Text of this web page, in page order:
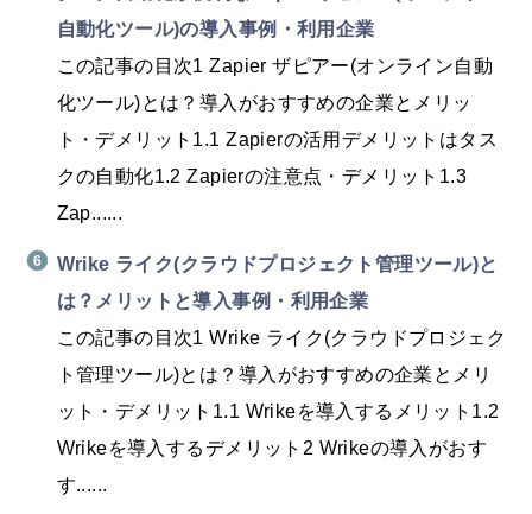
自動化ツール)の導入事例・利用企業
この記事の目次1 Zapier ザピアー(オンライン自動
化ツール)とは？導入がおすすめの企業とメリッ
ト・デメリット1.1 Zapierの活用デメリットはタス
クの自動化1.2 Zapierの注意点・デメリット1.3
Zap......
Wrike ライク(クラウドプロジェクト管理ツール)と
は？メリットと導入事例・利用企業
この記事の目次1 Wrike ライク(クラウドプロジェク
ト管理ツール)とは？導入がおすすめの企業とメリ
ット・デメリット1.1 Wrikeを導入するメリット1.2
Wrikeを導入するデメリット2 Wrikeの導入がおす
す......